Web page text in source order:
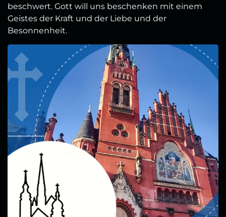
beschwert. Gott will uns beschenken mit einem
Geistes der Kraft und der Liebe und der
Besonnenheit.